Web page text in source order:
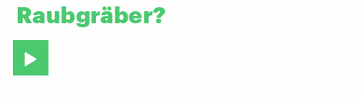
Raubgräber?